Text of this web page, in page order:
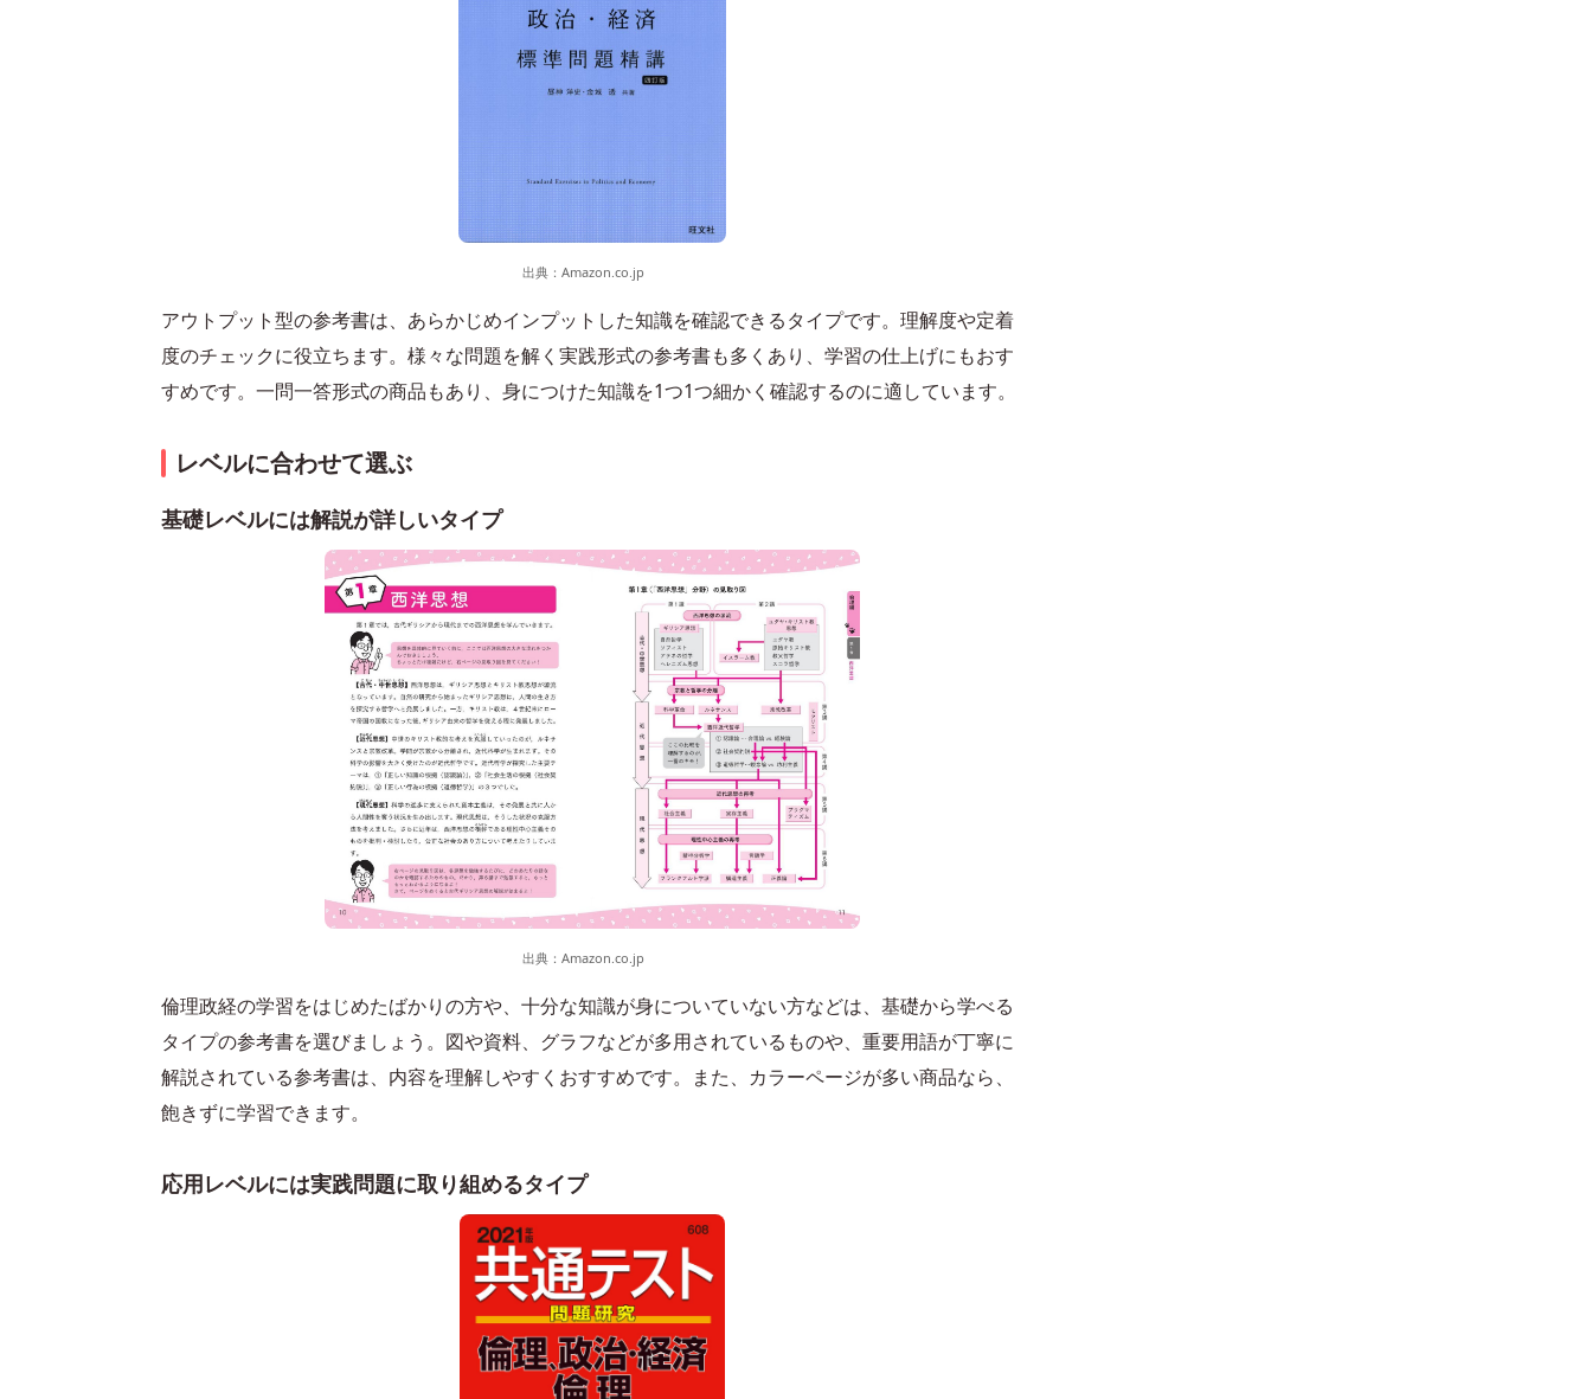
出典： Amazon.co.jp
アウトプット型の参考書は、あらかじめインプットした知識を確認できるタイプです。理解度や定着
度のチェックに役立ちます。様々な問題を解く実践形式の参考書も多くあり、学習の仕上げにもおす
すめです。一問一答形式の商品もあり、身につけた知識を1つ1つ細かく確認するのに適しています。
レベルに合わせて選ぶ
基礎レベルには解説が詳しいタイプ
出典： Amazon.co.jp
倫理政経の学習をはじめたばかりの方や、十分な知識が身についていない方などは、基礎から学べる
タイプの参考書を選びましょう。図や資料、グラフなどが多用されているものや、重要用語が丁寧に
解説されている参考書は、内容を理解しやすくおすすめです。また、カラーページが多い商品なら、
飽きずに学習できます。
応用レベルには実践問題に取り組めるタイプ